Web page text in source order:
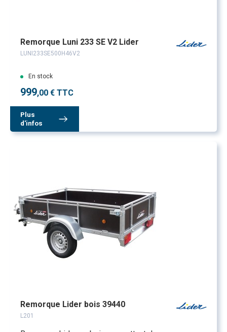
Remorque Luni 233 SE V2 Lider
LUNI233SE500H46V2
En stock
999,00 € TTC
Plus
d'infos
Remorque Lider bois 39440
L201